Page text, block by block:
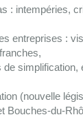
: intempéries,
entreprises :
de
(nouvelle
Bouches-du-